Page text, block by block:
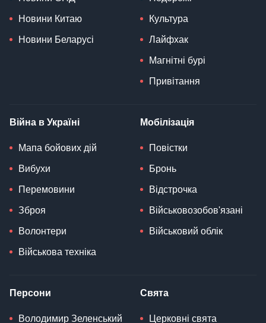
Новини Китаю
Новини Беларусі
Культура
Лайфхак
Магнітні бурі
Привітання
Війна в Україні
Мапа бойових дій
Вибухи
Перемовини
Зброя
Волонтери
Військова техніка
Мобілізація
Повістки
Бронь
Відстрочка
Військовозобов'язані
Військовий облік
Персони
Володимир Зеленський
Свята
Церковні свята